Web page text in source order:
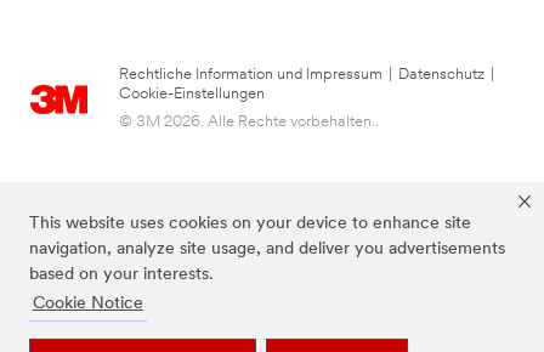
This website uses cookies on your device to enhance site
navigation, analyze site usage, and deliver you advertisements
based on your interests.
Cookie Notice
Rechtliche Information und Impressum Datenschutz
Cookie-Einstellungen
© 3M 2026. Alle Rechte vorbehalten..